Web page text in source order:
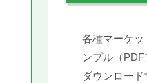
各種マーケ
ンプル（
ダウンロー